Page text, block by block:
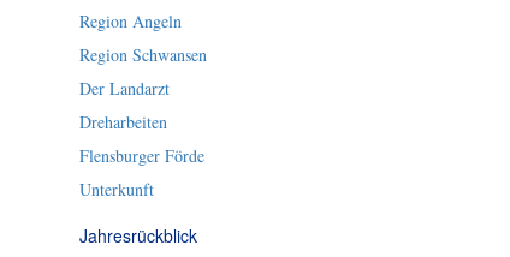
Region Angeln
Region Schwansen
Der Landarzt
Dreharbeiten
Flensburger Förde
Unterkunft
Jahresrückblick